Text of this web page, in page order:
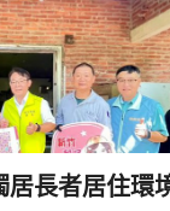
居長者居住環